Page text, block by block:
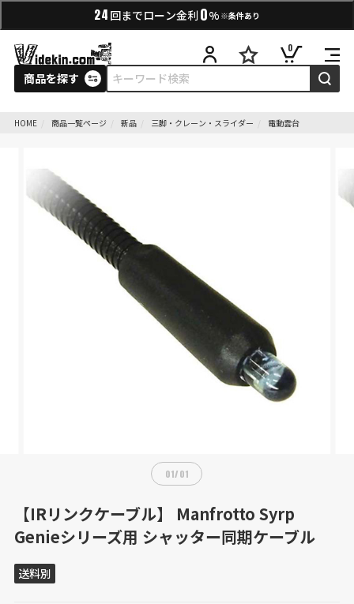
24 回までローン金利 0% ※条件あり
商品を探す
0
HOME 商品一覧ページ 新品 三脚・クレーン・スライダー 電動雲台
01/01
【IRリンクケーブル】 Manfrotto Syrp
Genieシリーズ用 シャッター同期ケーブル
送料別